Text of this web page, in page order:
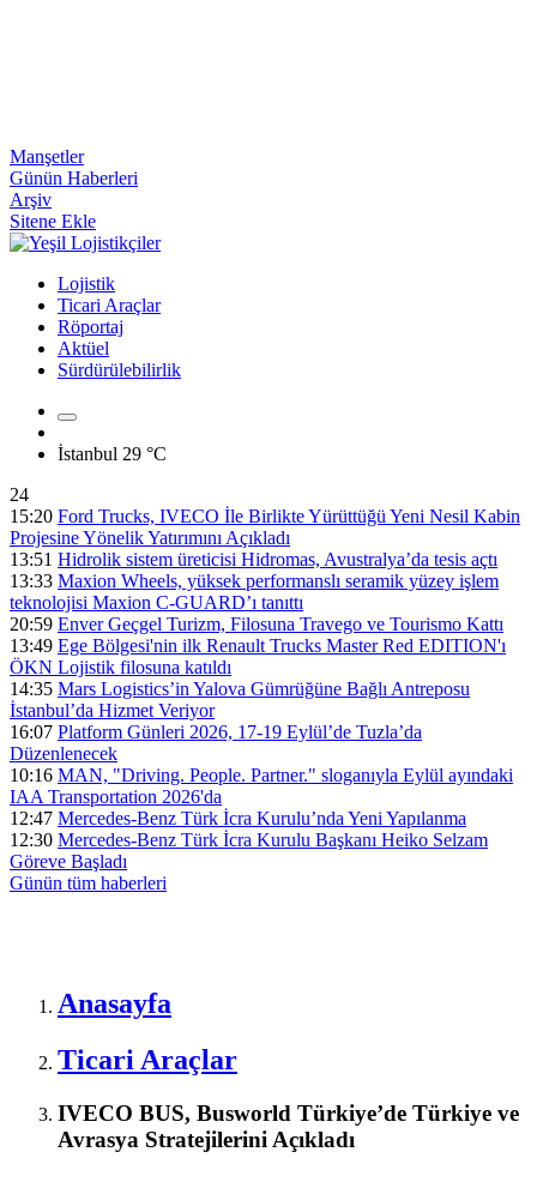
Manşetler
Günün Haberleri
Arşiv
Sitene Ekle
Lojistik
Ticari Araçlar
Röportaj
Aktüel
Sürdürülebilirlik
İstanbul 29 °C
24
15:20 Ford Trucks, IVECO İle Birlikte Yürüttüğü Yeni Nesil Kabin
Projesine Yönelik Yatırımını Açıkladı
13:51 Hidrolik sistem üreticisi Hidromas, Avustralya’da tesis açtı
13:33 Maxion Wheels, yüksek performanslı seramik yüzey işlem
teknolojisi Maxion C-GUARD’ı tanıttı
20:59 Enver Geçgel Turizm, Filosuna Travego ve Tourismo Kattı
13:49 Ege Bölgesi'nin ilk Renault Trucks Master Red EDITION'ı
ÖKN Lojistik filosuna katıldı
14:35 Mars Logistics’in Yalova Gümrüğüne Bağlı Antreposu
İstanbul’da Hizmet Veriyor
16:07 Platform Günleri 2026, 17-19 Eylül’de Tuzla’da
Düzenlenecek
10:16 MAN, "Driving. People. Partner." sloganıyla Eylül ayındaki
IAA Transportation 2026'da
12:47 Mercedes-Benz Türk İcra Kurulu’nda Yeni Yapılanma
12:30 Mercedes-Benz Türk İcra Kurulu Başkanı Heiko Selzam
Göreve Başladı
Günün tüm haberleri
Anasayfa
Ticari Araçlar
IVECO BUS, Busworld Türkiye’de Türkiye ve
Avrasya Stratejilerini Açıkladı